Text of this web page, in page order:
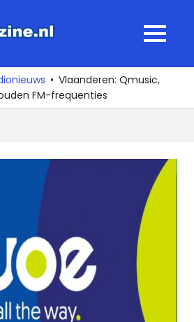
MENU
Vlaanderen: Qmusic,
FM-frequenties